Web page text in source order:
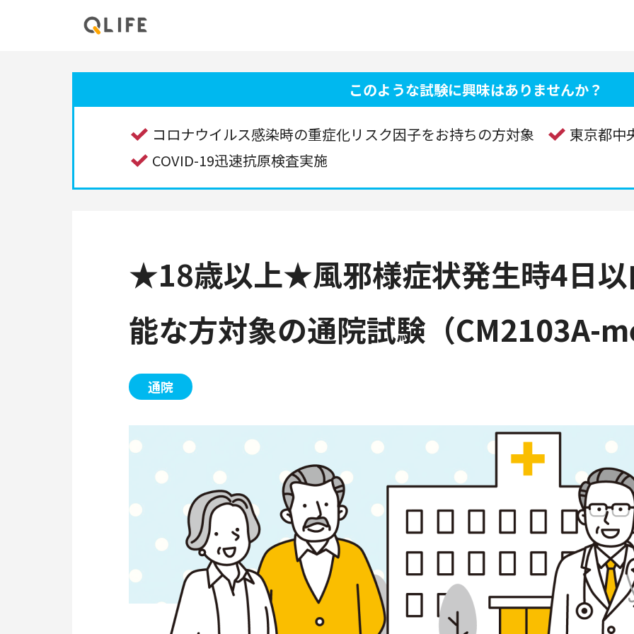
このような試験に興味はありませんか？
コロナウイルス感染時の重症化リスク因子をお持ちの方対象
東京都中
COVID-19迅速抗原検査実施
★18歳以上★風邪様症状発生時4日以
能な方対象の通院試験（CM2103A-
通院